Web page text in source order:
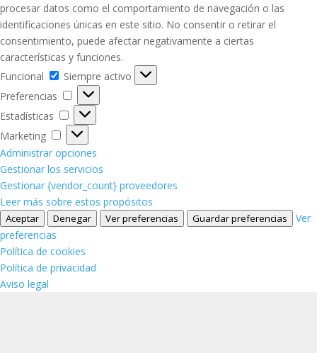
procesar datos como el comportamiento de navegación o las
identificaciones únicas en este sitio. No consentir o retirar el
consentimiento, puede afectar negativamente a ciertas
características y funciones.
Funcional
Funcional
Siempre activo
Preferencias
Preferencias
Estadísticas
Estadísticas
Marketing
Marketing
Administrar opciones
Gestionar los servicios
Gestionar {vendor_count} proveedores
Leer más sobre estos propósitos
Aceptar Denegar Ver preferencias Guardar preferencias
Ver
preferencias
Política de cookies
Política de privacidad
Aviso legal